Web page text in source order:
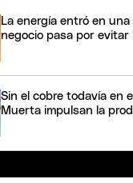
La energía entró en una
negocio pasa por evitar
Sin el cobre todavía en
Muerta impulsan la